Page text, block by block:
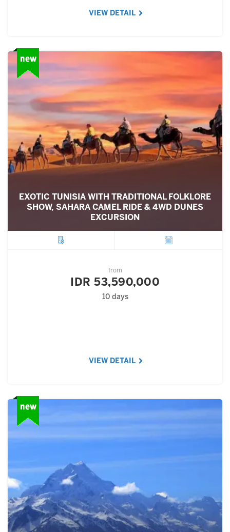
VIEW DETAIL
EXOTIC TUNISIA WITH TRADITIONAL FOLKLORE
SHOW, SAHARA CAMEL RIDE & 4WD DUNES
EXCURSION
from
IDR 53,590,000
10 days
VIEW DETAIL